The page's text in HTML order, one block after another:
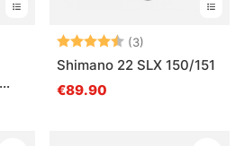
tähdestäArvio: (3)
Shimano 22 SLX 150/151
€89.90